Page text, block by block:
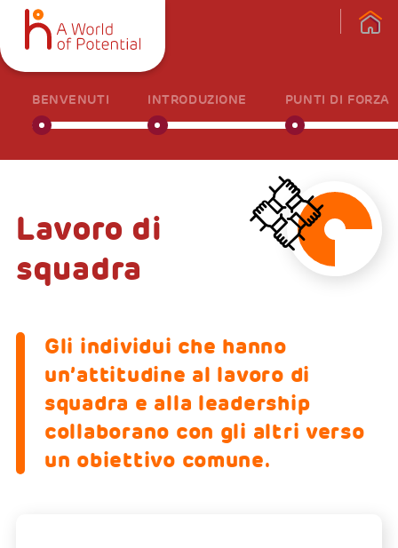
BENVENUTI INTRODUZIONE PUNTI DI FORZA
Lavoro di
squadra
Gli individui che hanno
un’attitudine al lavoro di
squadra e alla leadership
collaborano con gli altri verso
un obiettivo comune.